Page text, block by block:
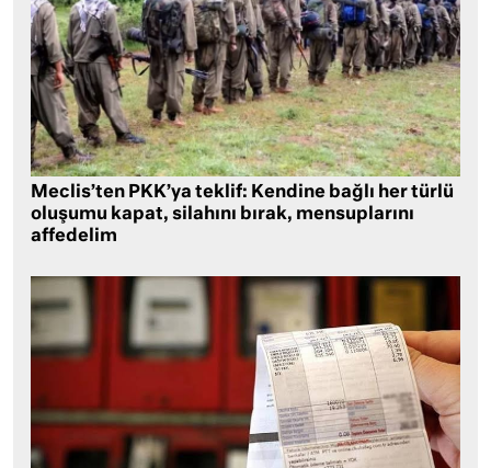
Meclis’ten PKK’ya teklif: Kendine bağlı her türlü
oluşumu kapat, silahını bırak, mensuplarını
affedelim